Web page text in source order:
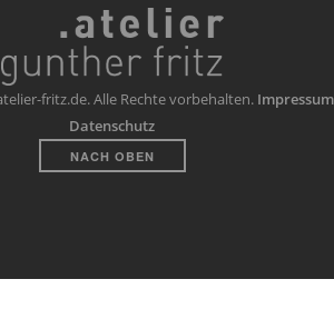
fritz.de. Alle Rechte vorbehalten.
Datenschutz
NACH OBEN